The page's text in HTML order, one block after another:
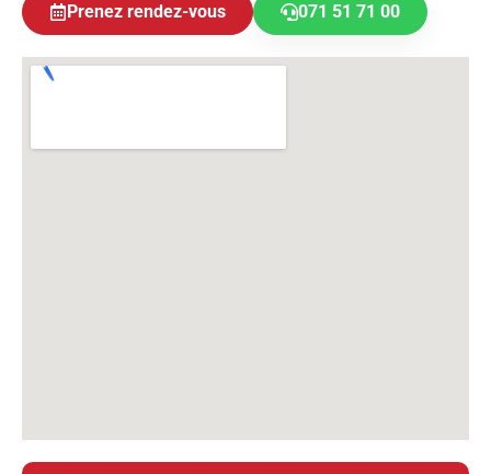
Prenez rendez-vous 071 51 71 00